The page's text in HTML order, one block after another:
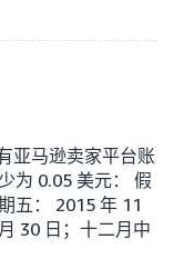
亚马逊卖家平台账
为 0.05 美元： 假
五： 2015 年 11
30 日；十二月中